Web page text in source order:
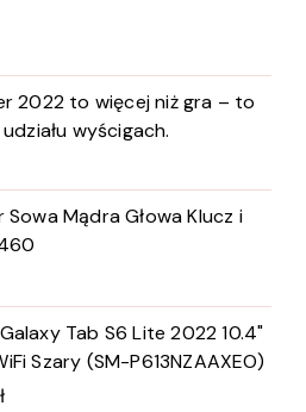
2022 to więcej niż gra – to
wyścigach.
Sowa Mądra Głowa Klucz i
Tab S6 Lite 2022 10.4"
Szary (SM-P613NZAAXEO)